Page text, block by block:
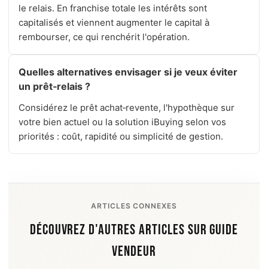
le relais. En franchise totale les intérêts sont
capitalisés et viennent augmenter le capital à
rembourser, ce qui renchérit l'opération.
Quelles alternatives envisager si je veux éviter
un prêt‑relais ?
Considérez le prêt achat‑revente, l'hypothèque sur
votre bien actuel ou la solution iBuying selon vos
priorités : coût, rapidité ou simplicité de gestion.
ARTICLES CONNEXES
DÉCOUVREZ D'AUTRES ARTICLES SUR GUIDE
VENDEUR